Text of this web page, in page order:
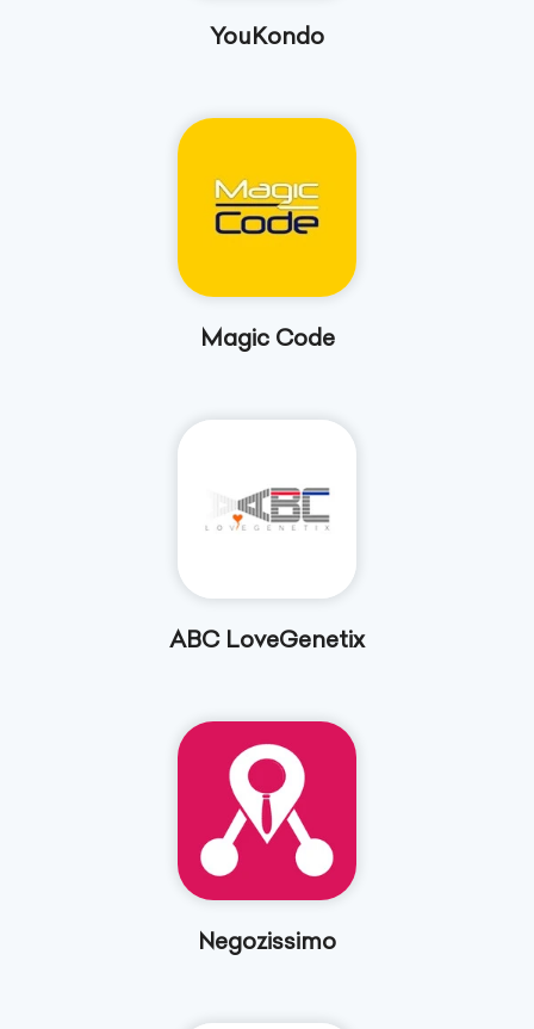
YouKondo
Magic Code
ABC LoveGenetix
Negozissimo